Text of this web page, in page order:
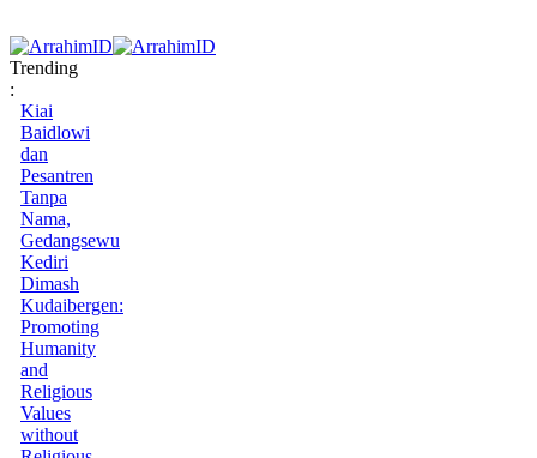
Trending
:
Kiai
Baidlowi
dan
Pesantren
Tanpa
Nama,
Gedangsewu
Kediri
Dimash
Kudaibergen:
Promoting
Humanity
and
Religious
Values
without